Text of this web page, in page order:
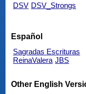
DSV DSV_Strongs
Español
Sagradas Escrituras
ReinaValera JBS
Other English